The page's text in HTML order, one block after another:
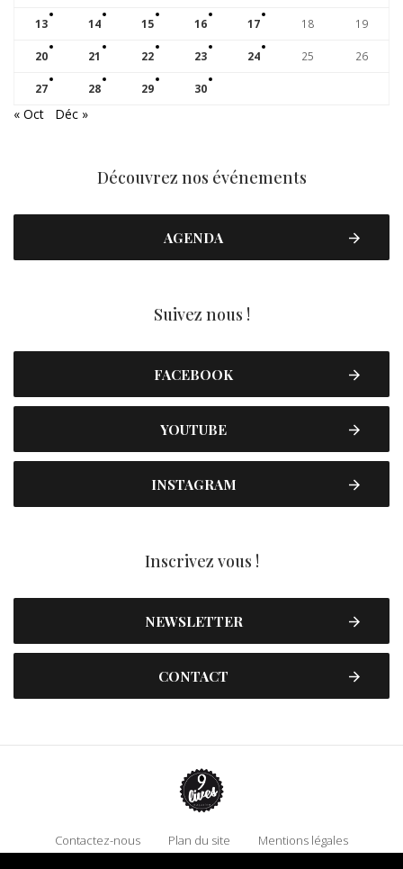
13 14 15 16 17 18 19
20 21 22 23 24 25 26
27 28 29 30
« Oct Déc »
Découvrez nos événements
AGENDA
Suivez nous !
FACEBOOK
YOUTUBE
INSTAGRAM
Inscrivez vous !
NEWSLETTER
CONTACT
Contactez-nous Plan du site
Mentions légales